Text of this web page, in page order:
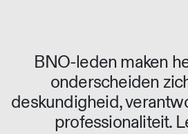
BNO-leden maken
onderscheiden
deskundigheid,
professionaliteit.